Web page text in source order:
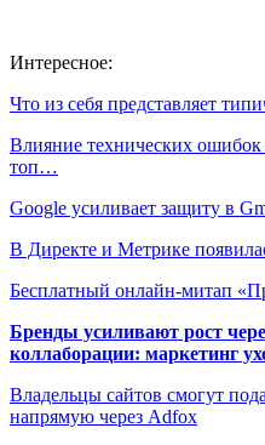
Интересное:
Что из себя представляет
Влияние технических
топ…
Google усиливает защиту в
В Директе и Метрике
Бесплатный онлайн-митап
Бренды усиливают рост
коллаборации: маркетинг
Владельцы сайтов смогут
напрямую через Adfox